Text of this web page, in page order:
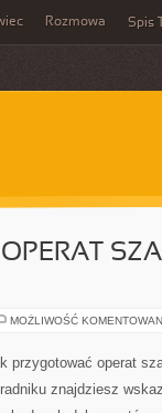
Rozmowa Spis
MOŻLIWOŚĆ
przygotować operat
znajdziesz